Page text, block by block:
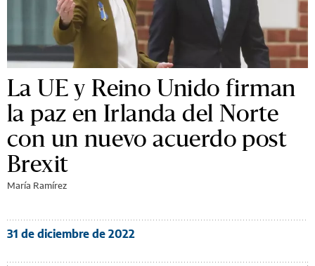
La UE y Reino Unido firman
la paz en Irlanda del Norte
con un nuevo acuerdo post
Brexit
María Ramírez
31 de diciembre de 2022